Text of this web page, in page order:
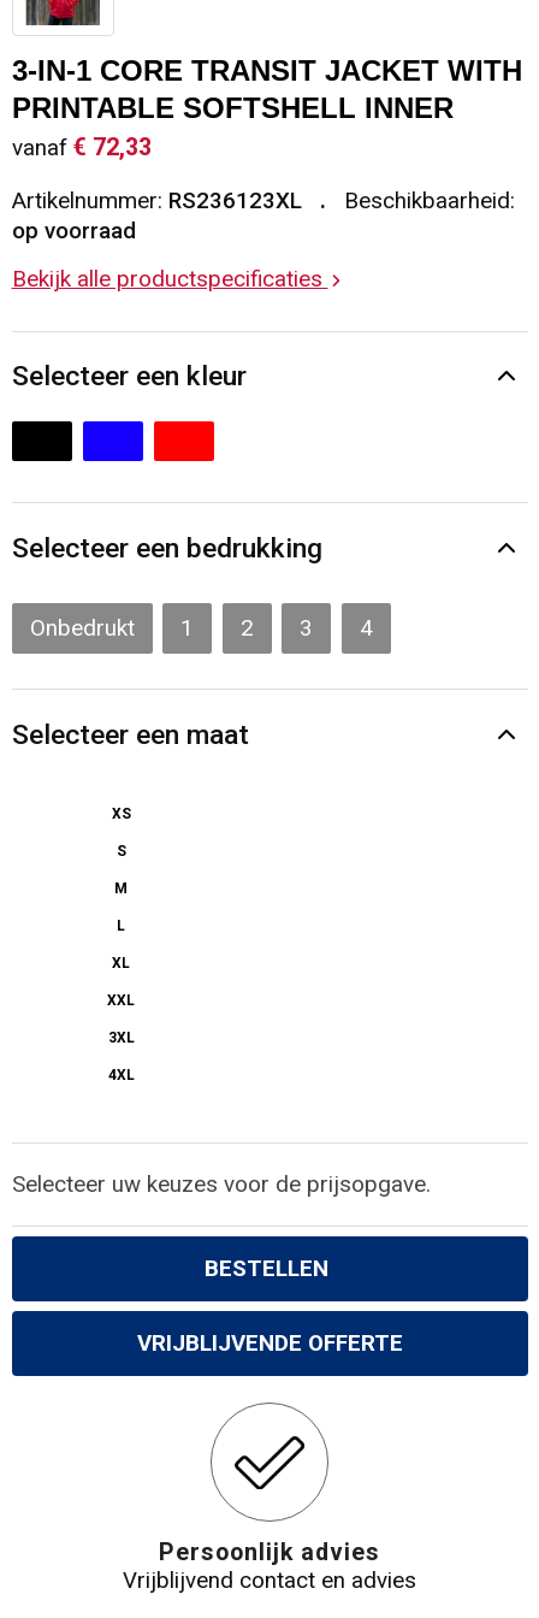
Sleutelhangers en Lanyards
Snoepgoed
Spellen voor binnen en buiten
Sport
Veiligheid, Auto en Fiets
Waterflesjes
Vesten
Gilets
Restauranttextiel
Reflecterende vesten
Hoofdbescherming
Reflecterende polo's
Handschoenen en Sjaals
Oog- en gelaatsbescherming
Gilets
3-IN-1 CORE TRANSIT JACKET WITH
PRINTABLE SOFTSHELL INNER
vanaf € 72,33
Artikelnummer: RS236123XL
Beschikbaarheid:
op voorraad
Bekijk alle productspecificaties
Selecteer een kleur
Selecteer een bedrukking
Onbedrukt 1 2 3 4
Selecteer een maat
XS
S
M
L
XL
XXL
3XL
4XL
Selecteer uw keuzes voor de prijsopgave.
BESTELLEN
VRIJBLIJVENDE OFFERTE
Persoonlijk advies
Vrijblijvend contact en advies